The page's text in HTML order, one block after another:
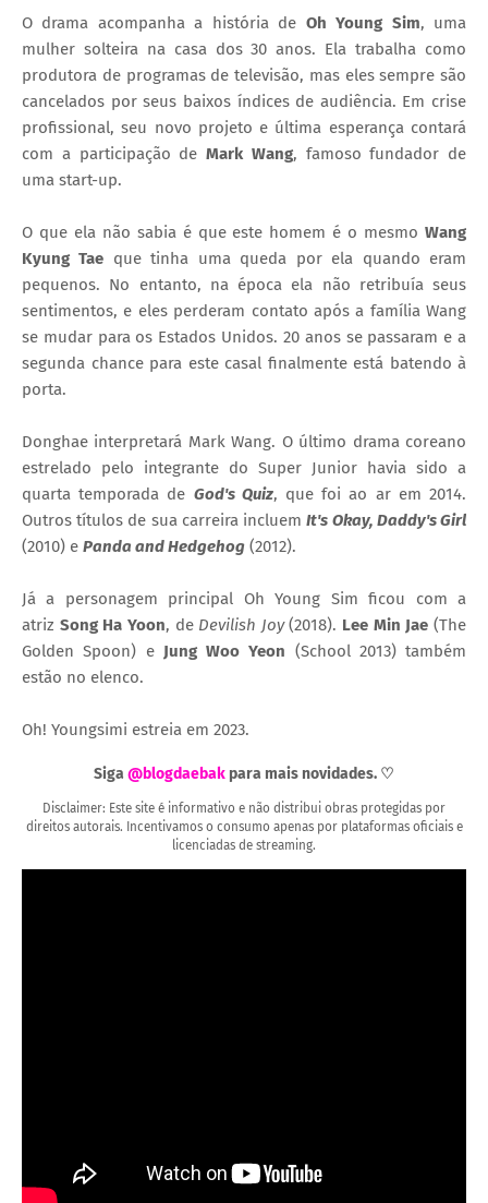
O drama acompanha a história de Oh Young Sim, uma
mulher solteira na casa dos 30 anos. Ela trabalha como
produtora de programas de televisão, mas eles sempre são
cancelados por seus baixos índices de audiência. Em crise
profissional, seu novo projeto e última esperança contará
com a participação de Mark Wang, famoso fundador de
uma start-up.
O que ela não sabia é que este homem é o mesmo Wang
Kyung Tae que tinha uma queda por ela quando eram
pequenos. No entanto, na época ela não retribuía seus
sentimentos, e eles perderam contato após a família Wang
se mudar para os Estados Unidos. 20 anos se passaram e a
segunda chance para este casal finalmente está batendo à
porta.
Donghae interpretará Mark Wang. O último drama coreano
estrelado pelo integrante do Super Junior havia sido a
quarta temporada de God's Quiz, que foi ao ar em 2014.
Outros títulos de sua carreira incluemIt's Okay, Daddy's Girl
(2010) e Panda and Hedgehog (2012).
Já a personagem principal Oh Young Sim ficou com a
atriz Song Ha Yoon, de Devilish Joy(2018). Lee Min Jae(The
Golden Spoon) e Jung Woo Yeon (School 2013) também
estão no elenco.
Oh! Youngsimi estreia em 2023.
Siga @blogdaebak para mais novidades. ♡
Disclaimer: Este site é informativo e não distribui obras protegidas por
direitos autorais. Incentivamos o consumo apenas por plataformas oficiais e
licenciadas de streaming.